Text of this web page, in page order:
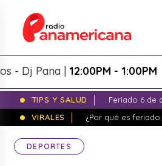
Pana |12:00PM - 1:00PM
TIPS Y SALUD
Feriado 6 de
VIRALES
¿Por qué es
DEPORTES